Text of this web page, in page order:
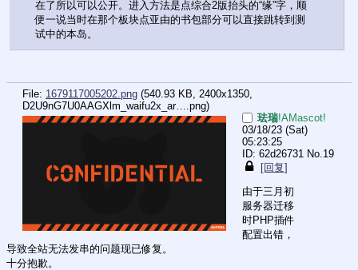
在了所以可以公开。进入方法是点综合2版抬头的“缘”字，顺
便一说当时在那个板块点亚由的书包部分可以直接跳转到测
试中的本岛。
File: 1679117005202.png (540.93 KB, 2400x1350,
D2U9nG7U0AAGXlm_waifu2x_ar….png)
珐瑞!AMascot!
03/18/23 (Sat)
05:23:25
62d26731 No.19
[回复]
由于三月初
服务器迁移
时PHP插件
配置出错，
导致全站无法发串的问题现已修复。
十分抱歉。